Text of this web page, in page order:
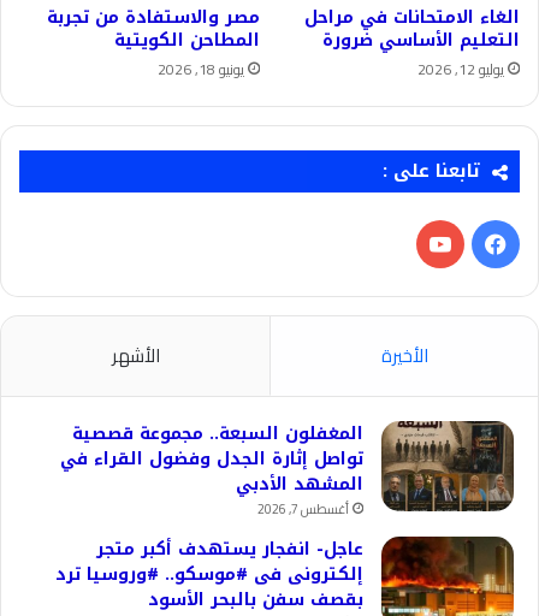
الغاء الامتحانات في مراحل
التعليم الأساسي ضرورة
يوليو 12, 2026
مصر والاستفادة من تجربة
المطاحن الكويتية
يونيو 18, 2026
تابعنا على :
فيسبوك‫YouTube
الأخيرة الأشهر
المغفلون السبعة.. مجموعة قصصية
تواصل إثارة الجدل وفضول القراء في
المشهد الأدبي
أغسطس 7, 2026
عاجل- انفجار يستهدف أكبر متجر
إلكترونى فى #موسكو.. #وروسيا ترد
بقصف سفن بالبحر الأسود